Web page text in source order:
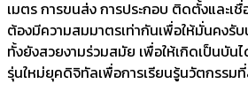
เมตร การขนส่ง การประกอบ ติดตั้งและเ
ต้องมีความสมมาตรเท่ากันเพื่อให้มั่นคงรั
ทั้งยังสวยงามร่วมสมัย เพื่อให้เกิดเป็นบัน
รุ่นใหม่ยุคดิจิทัลเพื่อการเรียนรู้นวัตกรรม